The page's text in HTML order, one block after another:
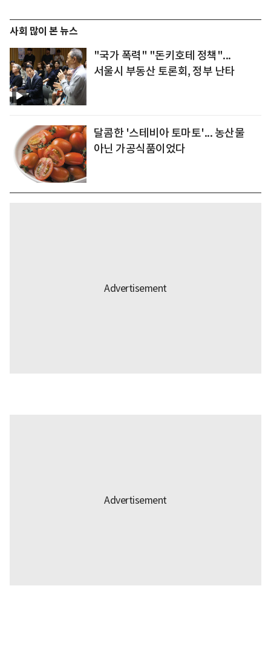
사회 많이 본 뉴스
"국가 폭력" "돈키호테 정책"...
서울시 부동산 토론회, 정부 난타
달콤한 '스테비아 토마토'... 농산물
아닌 가공식품이었다